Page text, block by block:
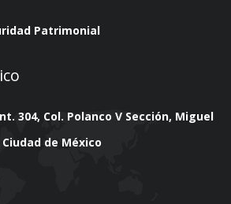
Patrimonial
304, Col. Polanco V Sección, Miguel
de México